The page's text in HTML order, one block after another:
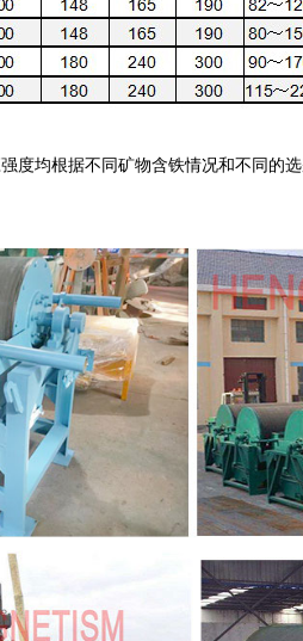
度均根据不同矿物含铁情况和不同的